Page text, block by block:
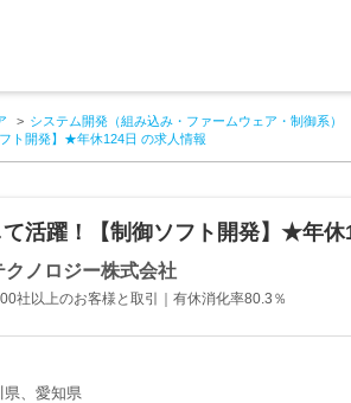
システム開発（組み込み・ファームウェア・制御系）
ト開発】★年休124日 の求人情報
活躍！【制御ソフト開発】★年休
ノロジー株式会社
社以上のお客様と取引｜有休消化率80.3％
、愛知県